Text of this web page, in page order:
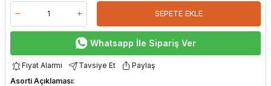
SEPETE EKLE
Whatsapp İle Sipariş Ver
Fiyat Alarmı Tavsiye Et
Paylaş
Asorti Açıklaması: